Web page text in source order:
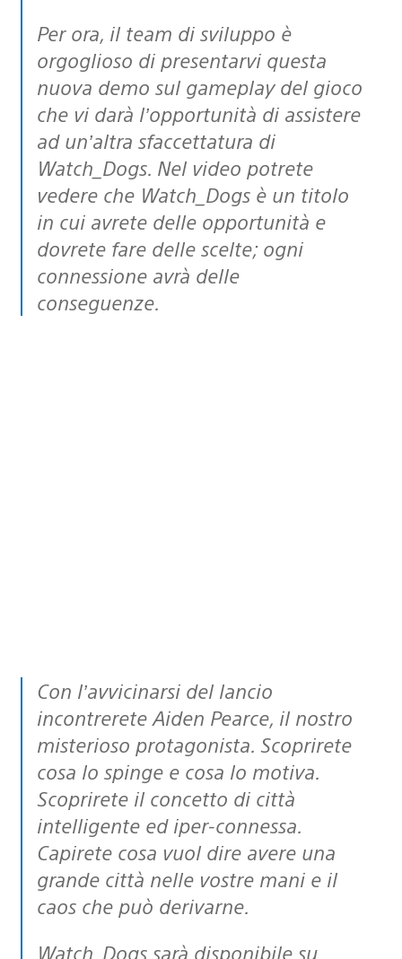
Per ora, il team di sviluppo è
orgoglioso di presentarvi questa
nuova demo sul gameplay del gioco
che vi darà l’opportunità di assistere
ad un’altra sfaccettatura di
Watch_Dogs. Nel video potrete
vedere che Watch_Dogs è un titolo
in cui avrete delle opportunità e
dovrete fare delle scelte; ogni
connessione avrà delle
conseguenze.
Con l’avvicinarsi del lancio
incontrerete Aiden Pearce, il nostro
misterioso protagonista. Scoprirete
cosa lo spinge e cosa lo motiva.
Scoprirete il concetto di città
intelligente ed iper-connessa.
Capirete cosa vuol dire avere una
grande città nelle vostre mani e il
caos che può derivarne.
Watch_Dogs sarà disponibile su